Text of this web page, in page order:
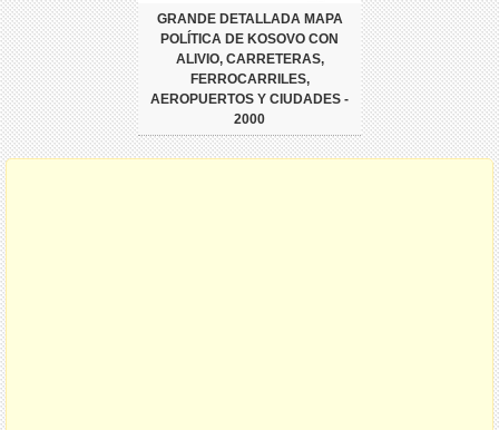
GRANDE DETALLADA MAPA
POLÍTICA DE KOSOVO CON
ALIVIO, CARRETERAS,
FERROCARRILES,
AEROPUERTOS Y CIUDADES -
2000